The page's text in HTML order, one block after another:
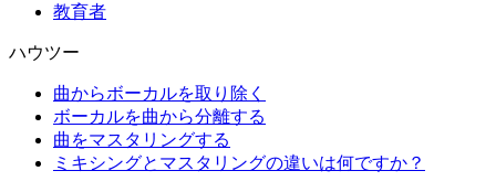
教育者
ハウツー
曲からボーカルを取り除く
ボーカルを曲から分離する
曲をマスタリングする
ミキシングとマスタリングの違いは何ですか？